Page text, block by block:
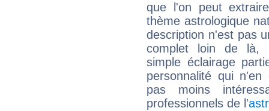
que l'on peut
thème astrologique
description n'est pas
complet loin de là,
simple éclairage
personnalité qui n'en
pas moins
professionnels de l'